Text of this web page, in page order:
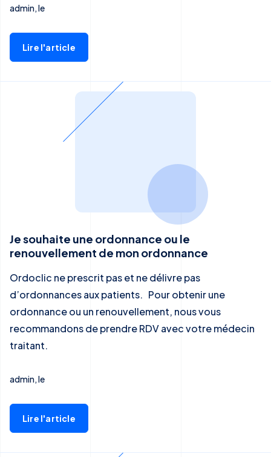
admin, le
Lire l'article
Je souhaite une ordonnance ou le
renouvellement de mon ordonnance
Ordoclic ne prescrit pas et ne délivre pas
d’ordonnances aux patients. Pour obtenir une
ordonnance ou un renouvellement, nous vous
recommandons de prendre RDV avec votre médecin
traitant.
admin, le
Lire l'article